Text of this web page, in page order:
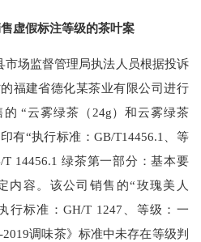
虚假标注等级的茶叶案
场监督管理局执法人员根据投诉
福建省德化某茶业有限公司进行
“云雾绿茶（24g）和云雾绿茶
有“执行标准：GB/T14456.1、等
14456.1 绿茶第一部分：基本要
内容。该公司销售的“玫瑰美人
行标准：GH/T 1247、等级：一
调味茶》标准中未存在等级判